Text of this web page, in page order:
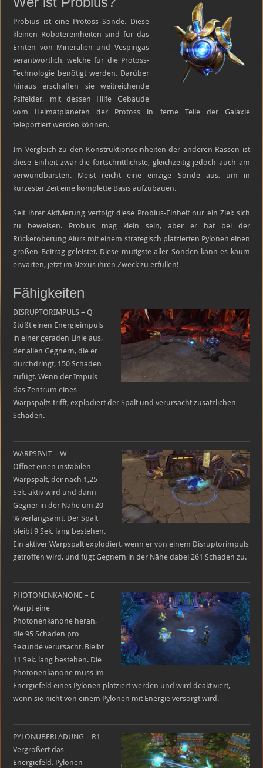
Probius
Probius ist eine Protoss Sonde. Diese
kleinen Robotereinheiten sind für das
Ernten von Mineralien und Vespingas
verantwortlich, welche für die Protoss-
Technologie benötigt werden. Darüber
hinaus erschaffen sie weitreichende
Psifelder, mit dessen Hilfe Gebäude
vom Heimatplaneten der Protoss in ferne Teile der Galaxie
teleportiert werden können.
Im Vergleich zu den Konstruktionseinheiten der anderen Rassen ist
diese Einheit zwar die fortschrittlichste, gleichzeitig jedoch auch am
verwundbarsten. Meist reicht eine einzige Sonde aus, um in
kürzester Zeit eine komplette Basis aufzubauen.
Seit ihrer Aktivierung verfolgt diese Probius-Einheit nur ein Ziel: sich
zu beweisen. Probius mag klein sein, aber er hat bei der
Rückeroberung Aiurs mit einem strategisch platzierten Pylonen einen
großen Beitrag geleistet. Diese mutigste aller Sonden kann es kaum
erwarten, jetzt im Nexus ihren Zweck zu erfüllen!
Fähigkeiten
DISRUPTORIMPULS – Q
Stößt einen Energieimpuls
in einer geraden Linie aus,
der allen Gegnern, die er
durchdringt, 150 Schaden
zufügt. Wenn der Impuls
das Zentrum eines
Warpspalts trifft, explodiert der Spalt und verursacht zusätzlichen
Schaden.
WARPSPALT – W
Öffnet einen instabilen
Warpspalt, der nach 1,25
Sek. aktiv wird und dann
Gegner in der Nähe um 20
% verlangsamt. Der Spalt
bleibt 9 Sek. lang bestehen.
Ein aktiver Warpspalt explodiert, wenn er von einem Disruptorimpuls
getroffen wird, und fügt Gegnern in der Nähe dabei 261 Schaden zu.
PHOTONENKANONE – E
Warpt eine
Photonenkanone heran,
die 95 Schaden pro
Sekunde verursacht. Bleibt
11 Sek. lang bestehen. Die
Photonenkanone muss im
Energiefeld eines Pylonen platziert werden und wird deaktiviert,
wenn sie nicht von einem Pylonen mit Energie versorgt wird.
PYLONÜBERLADUNG – R1
Vergrößert das
Energiefeld. Pylonen